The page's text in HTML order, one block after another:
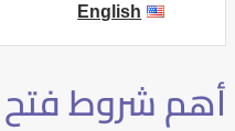
English
أهم شروط